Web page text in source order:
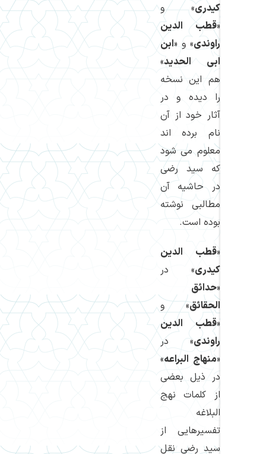
كیدری» و
«قطب الدین
راوندی» و «ابن
ابی الحدید»
هم این نسخه
را دیده و در
آثار خود از آن
نام برده اند
معلوم می شود
كه سید رضی
در حاشیه آن
مطالبی نوشته
بوده است.
«قطب الدین
كیدری» در
«حدائق
الحقائق» و
«قطب الدین
راوندی» در
«منهاج البراعه»
در ذیل بعضی
از كلمات نهج
البلاغه
تفسیرهایی از
سید رضی نقل